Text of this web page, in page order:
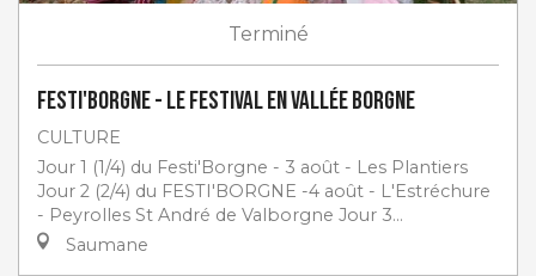
Terminé
Festi'Borgne - Le Festival en Vallée Borgne
CULTURE
Jour 1 (1/4) du Festi'Borgne - 3 août - Les Plantiers
Jour 2 (2/4) du FESTI'BORGNE -4 août - L'Estréchure
- Peyrolles St André de Valborgne Jour 3...
Saumane